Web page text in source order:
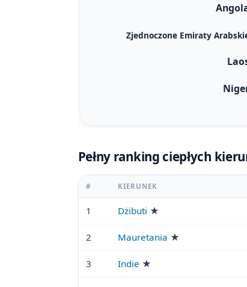
Zjednoczone Emiraty
Pełny ranking ciepłych
# KIERUNEK
1 Dżibuti ★
2 Mauretania ★
3 Indie ★